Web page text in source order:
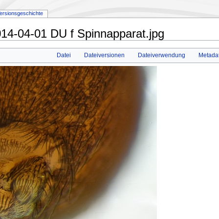
04-01 DU f Spinnapparat.jpg
Datei Dateiversionen Dateiverwendung